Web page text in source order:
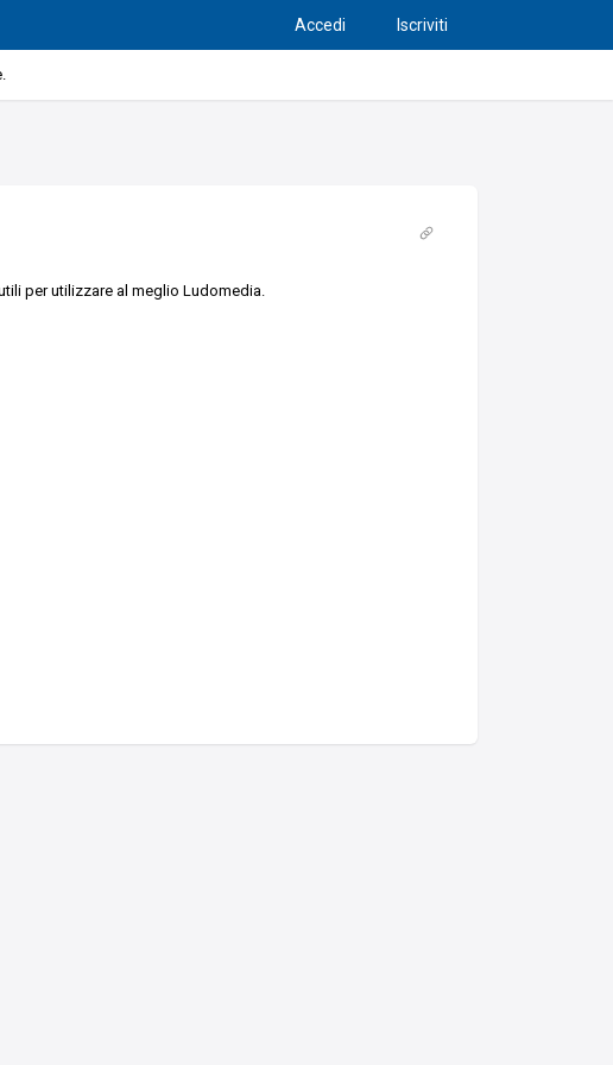
Accedi Iscriviti
per utilizzare al meglio Ludomedia.